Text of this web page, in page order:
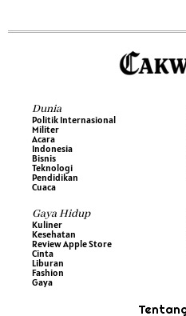
Dunia
Politik Internasional
Militer
Acara
Indonesia
Bisnis
Teknologi
Pendidikan
Cuaca
Gaya Hidup
Kuliner
Kesehatan
Review Apple Store
Cinta
Liburan
Fashion
Gaya